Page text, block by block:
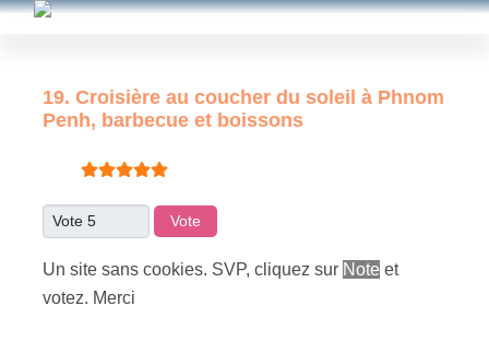
19. Croisière au coucher du soleil à Phnom
Penh, barbecue et boissons
Vote utilisateur:
Veuillez voter
Un site sans cookies. SVP, cliquez sur Note et
votez. Merci